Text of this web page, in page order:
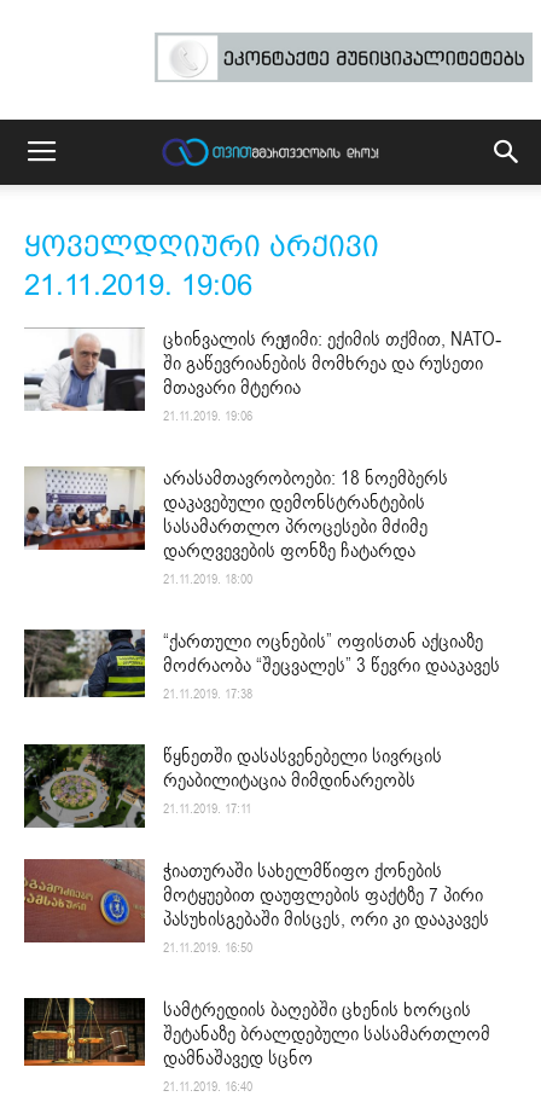
ყოველდღიური არქივი
21.11.2019. 19:06
ცხინვალის რეჟიმი: ექიმის თქმით, NATO-
ში გაწევრიანების მომხრეა და რუსეთი
მთავარი მტერია
21.11.2019. 19:06
არასამთავრობოები: 18 ნოემბერს
დაკავებული დემონსტრანტების
სასამართლო პროცესები მძიმე
დარღვევების ფონზე ჩატარდა
21.11.2019. 18:00
“ქართული ოცნების” ოფისთან აქციაზე
მოძრაობა “შეცვალეს” 3 წევრი დააკავეს
21.11.2019. 17:38
წყნეთში დასასვენებელი სივრცის
რეაბილიტაცია მიმდინარეობს
21.11.2019. 17:11
ჭიათურაში სახელმწიფო ქონების
მოტყუებით დაუფლების ფაქტზე 7 პირი
პასუხისგებაში მისცეს, ორი კი დააკავეს
21.11.2019. 16:50
სამტრედიის ბაღებში ცხენის ხორცის
შეტანაზე ბრალდებული სასამართლომ
დამნაშავედ სცნო
21.11.2019. 16:40